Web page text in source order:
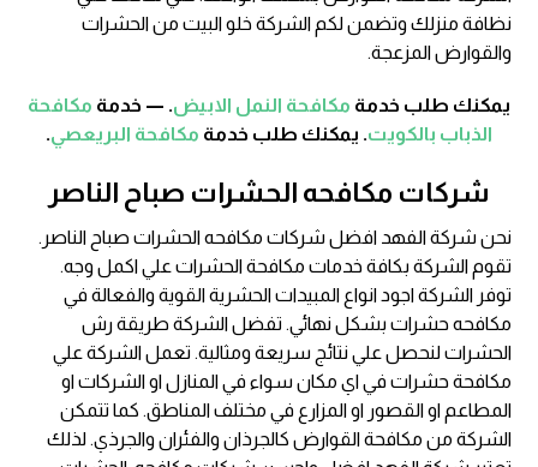
نظافة منزلك وتضمن لكم الشركة خلو البيت من الحشرات
والقوارض المزعجة.
يمكنك طلب خدمة مكافحة النمل الابيض. — خدمة مكافحة
الذباب بالكويت. يمكنك طلب خدمة مكافحة البريعصي.
شركات مكافحه الحشرات صباح الناصر
نحن شركة الفهد افضل شركات مكافحه الحشرات صباح الناصر.
تقوم الشركة بكافة خدمات مكافحة الحشرات علي اكمل وجه.
توفر الشركة اجود انواع المبيدات الحشرية القوية والفعالة في
مكافحه حشرات بشكل نهائي. تفضل الشركة طريقة رش
الحشرات لنحصل علي نتائج سريعة ومثالية. تعمل الشركة علي
مكافحة حشرات في اي مكان سواء في المنازل او الشركات او
المطاعم او القصور او المزارع في مختلف المناطق. كما تتمكن
الشركة من مكافحة القوارض كالجرذان والفئران والجرذي. لذلك